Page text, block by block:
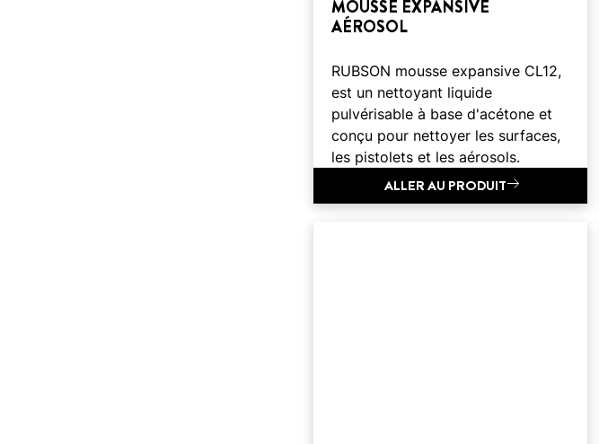
MOUSSE EXPANSIVE
AÉROSOL
RUBSON mousse expansive CL12,
est un nettoyant liquide
pulvérisable à base d'acétone et
conçu pour nettoyer les surfaces,
les pistolets et les aérosols.
ALLER AU PRODUIT